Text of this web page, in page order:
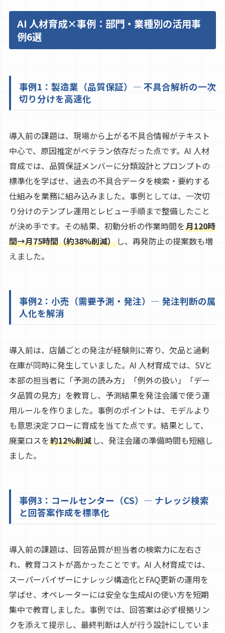
AI 人材育成×事例：部門・業種別の活用事
例6選
事例1：製造業（品質保証）— 不具合解析の一次
切り分けを高速化
導入前の課題は、現場から上がる不具合情報がテキスト
中心で、原因推定がベテラン依存だった点です。AI 人材
育成では、品質保証メンバーに分類設計とプロンプトの
標準化を学ばせ、過去の不具合データを検索・要約する
仕組みを業務に組み込みました。事例としては、一次切
り分けのテンプレ運用とレビュー手順まで整備したこと
が決め手です。その結果、初動分析の作業時間を月120時
間→月75時間（約38%削減）し、再発防止の提案数も増
えました。
事例2：小売（需要予測・発注）— 発注判断の属
人化を解消
導入前は、店舗ごとの発注が経験則に寄り、欠品と過剰
在庫が同時に発生していました。AI 人材育成では、SVと
本部の担当者に「予測の読み方」「例外の扱い」「デー
タ品質の見方」を教育し、予測結果を発注会議で使う運
用ルールを作りました。事例のポイントは、モデルより
も意思決定フローに育成を当てた点です。結果として、
廃棄ロスを約12%削減し、発注会議の準備時間も短縮し
ました。
事例3：コールセンター（CS）— ナレッジ検索
と回答案作成を標準化
導入前の課題は、回答品質が担当者の検索力に左右さ
れ、教育コストが高かったことです。AI 人材育成では、
スーパーバイザーにナレッジ構造化とFAQ更新の運用を
学ばせ、オペレーターには安全な生成AIの使い方を短期
集中で教育しました。事例では、回答案は必ず根拠リン
クを添えて提示し、最終判断は人が行う設計にしていま